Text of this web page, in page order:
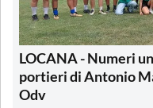
LOCANA - Numeri
portieri di Antonio
Odv